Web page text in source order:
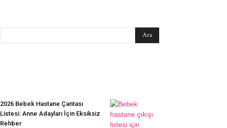
2026 Bebek Hastane Çantası
Listesi: Anne Adayları İçin Eksiksiz
Rehber